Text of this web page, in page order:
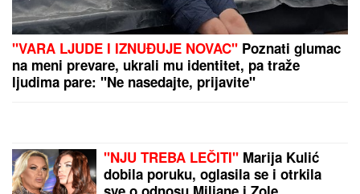
VATRENA STIHIJA POD KONTROLOM:Vatrogasci
morali ponovo da gase na brdu iznad sela Luka kod